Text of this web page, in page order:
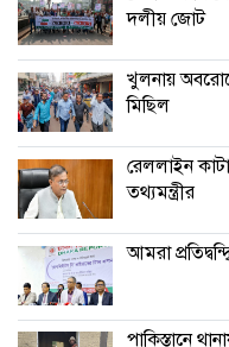
দলীয় জোট
খুলনায়
মিছিল
রেললাইন
তথ্যমন্ত্রীর
আমরা
পাকিস্তানে